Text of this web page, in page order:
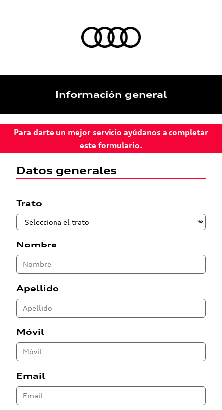
Información general
Para darte un mejor servicio ayúdanos a completar
este formulario.
Datos generales
Trato
Nombre
Apellido
Móvil
Email